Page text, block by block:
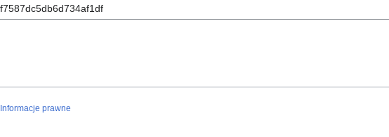
Informacje prawne